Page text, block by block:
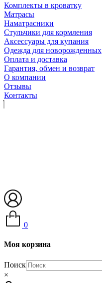
Комплекты в кроватку
Матрасы
Наматрасники
Стульчики для кормления
Аксессуары для купания
Одежда для новорожденных
Оплата и доставка
Гарантия, обмен и возврат
О компании
Отзывы
Контакты
0
Моя корзина
Поиск
×